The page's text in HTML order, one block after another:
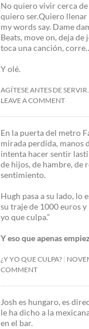
No quiero vivir cerca
quiero ser.Quiero
my words say. Dame
Beats, move on, deja de
toca una canción,
Y olé.
AGÍTESE ANTES DE
LEAVE A COMMENT
En la puerta del metro
mirada perdida, manos
intenta hacer sentir
de hijos, de hambre, de
sentimiento.
Hugh pasa a su lado, lo
su traje de 1000 euros y
yo que culpa.”
Y eso que apenas
¿Y YO QUE CULPA?
COMMENT
Josh es hungaro, es
le ha dicho a la
en el bar.